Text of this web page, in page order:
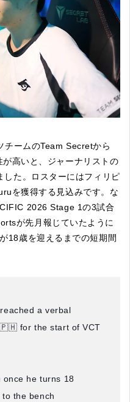
チームのTeam Secretから
高いと、ジャーナリストの
た。ロスターにはフィリピ
を獲得する見込みです。な
2026 Stage 1の3試合
が先月報じていたように
18歳を迎えるまでの短期間
a verbal
🇵🇭 for the start of VCT
he turns 18
the bench